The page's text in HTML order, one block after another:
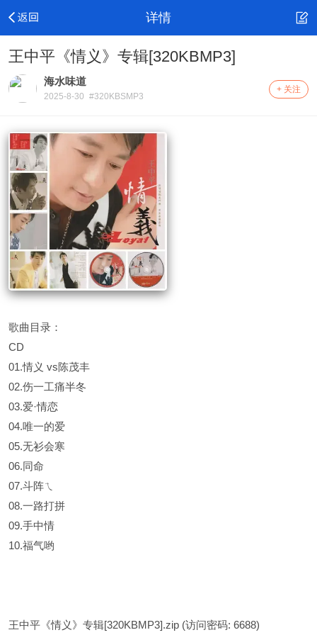
详情
王中平《情义》专辑[320KBMP3]
海水味道
2025-8-30 #320KBSMP3
+ 关注
歌曲目录：
CD
01.情义 vs陈茂丰
02.伤一工痛半冬
03.爱·情恋
04.唯一的爱
05.无衫会寒
06.同命
07.斗阵ㄟ
08.一路打拼
09.手中情
10.福气哟
王中平《情义》专辑[320KBMP3].zip (访问密码: 6688)